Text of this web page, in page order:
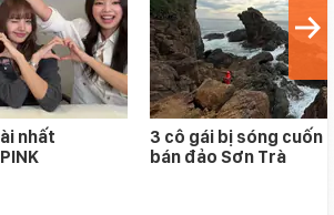
nhất
3 cô gái bị sóng cuốn
bán đảo Sơn Trà